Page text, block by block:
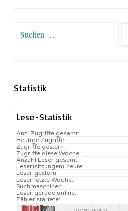
Suchen
Statistik
Lese-Statistik
Anz. Zugriffe gesamt:
Heutige Zugriffe:
Zugriffe gestern:
Zugriffe diese Woche:
Anzahl Leser gesamt:
Leser(sitzungen) heute:
Leser gestern:
Leser letzte Woche:
Suchmaschinen
Leser gerade online:
Zähler startete: